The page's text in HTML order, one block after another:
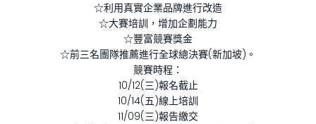
☆利用真實企業品牌進行改造
☆大賽培訓，增加企劃能力
☆豐富競賽獎金
☆前三名團隊推薦進行全球總決賽(新加坡)。
競賽時程：
10/12(三)報名截止
10/14(五)線上培訓
11/09(三)報告繳交